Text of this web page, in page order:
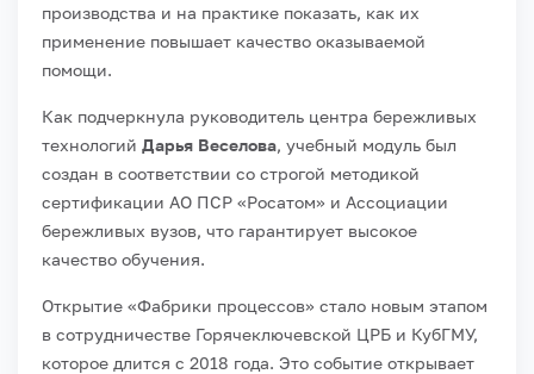
производства и на практике показать, как их
применение повышает качество оказываемой
помощи.
Как подчеркнула руководитель центра бережливых
технологий Дарья Веселова, учебный модуль был
создан в соответствии со строгой методикой
сертификации АО ПСР «Росатом» и Ассоциации
бережливых вузов, что гарантирует высокое
качество обучения.
Открытие «Фабрики процессов» стало новым этапом
в сотрудничестве Горячеключевской ЦРБ и КубГМУ,
которое длится с 2018 года. Это событие открывает